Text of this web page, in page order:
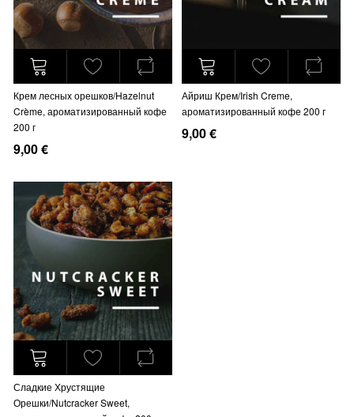
Крем лесных орешков/Hazelnut
Crème, ароматизированный кофе
200 г
9,00 €
Айриш Крем/Irish Creme,
ароматизированный кофе 200 г
9,00 €
Сладкие Хрустящие
Орешки/Nutcracker Sweet,